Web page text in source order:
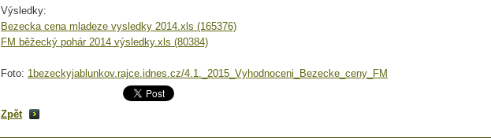
Výsledky:
Bezecka cena mladeze vysledky 2014.xls (165376)
FM běžecký pohár 2014 výsledky.xls (80384)
Foto: 1bezeckyjablunkov.rajce.idnes.cz/4.1._2015_Vyhodnoceni_Bezecke_ceny_FM
Zpět